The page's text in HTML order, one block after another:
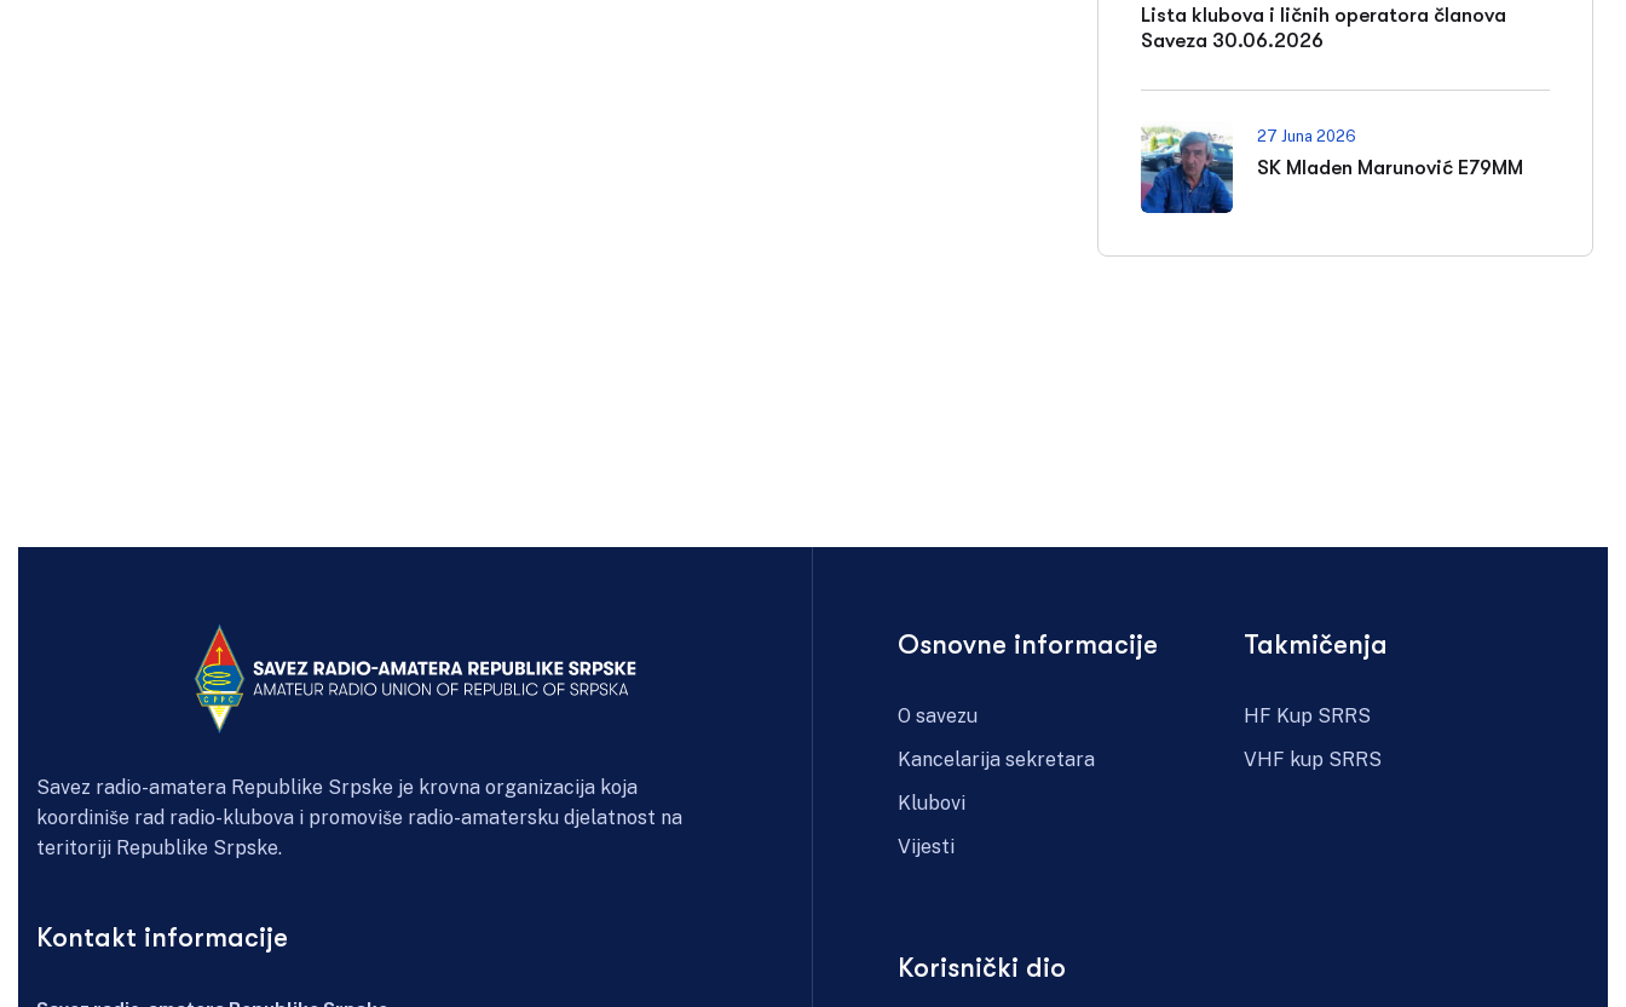
Lista klubova i ličnih operatora članova
Saveza 30.06.2026
27 Juna 2026
SK Mladen Marunović E79MM
Savez radio-amatera Republike Srpske je krovna organizacija koja
koordiniše rad radio-klubova i promoviše radio-amatersku djelatnost na
teritoriji Republike Srpske.
Kontakt informacije
Osnovne informacije
O savezu
Kancelarija sekretara
Klubovi
Vijesti
Takmičenja
HF Kup SRRS
VHF kup SRRS
Korisnički dio